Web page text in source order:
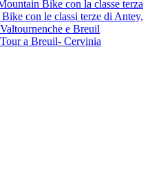
Bike con la classe terza
con le classi terze di Antey,
e Breuil
a Breuil- Cervinia